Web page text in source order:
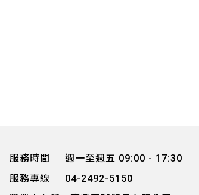
服務時間
週一至週五 09:00 - 17:30
服務專線
04-2492-5150